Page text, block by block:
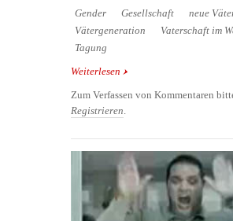
Gender Gesellschaft
neue
Vätergeneration
Vaterschaft im
Tagung
Weiterlesen über „Neue Väter hat das
Zum Verfassen von Kommentaren
Registrieren.